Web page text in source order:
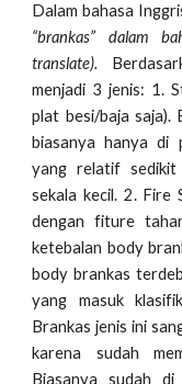
Dalam bahasa
“brankas” dalam
translate).
menjadi 3 jenis: 1.
plat besi/baja saja).
biasanya hanya di
yang relatif sedikit
sekala kecil. 2. Fire
dengan fiture
ketebalan body
body brankas
yang masuk
Brankas jenis ini
karena sudah
Biasanya sudah